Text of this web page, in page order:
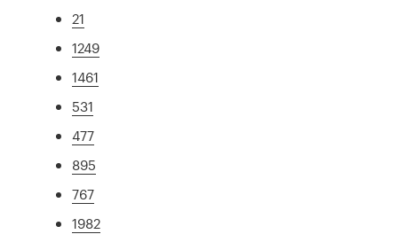
21
1249
1461
531
477
895
767
1982